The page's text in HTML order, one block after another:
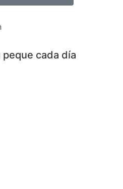
cada día